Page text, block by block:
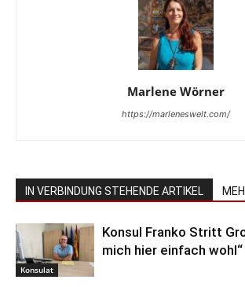
Marlene Wörner
https://marleneswelt.com/
IN VERBINDUNG STEHENDE ARTIKEL
Konsulat
Konsul Franko Stritt
mich hier einfach wohl“